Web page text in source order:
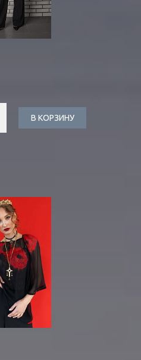
В КОРЗИНУ